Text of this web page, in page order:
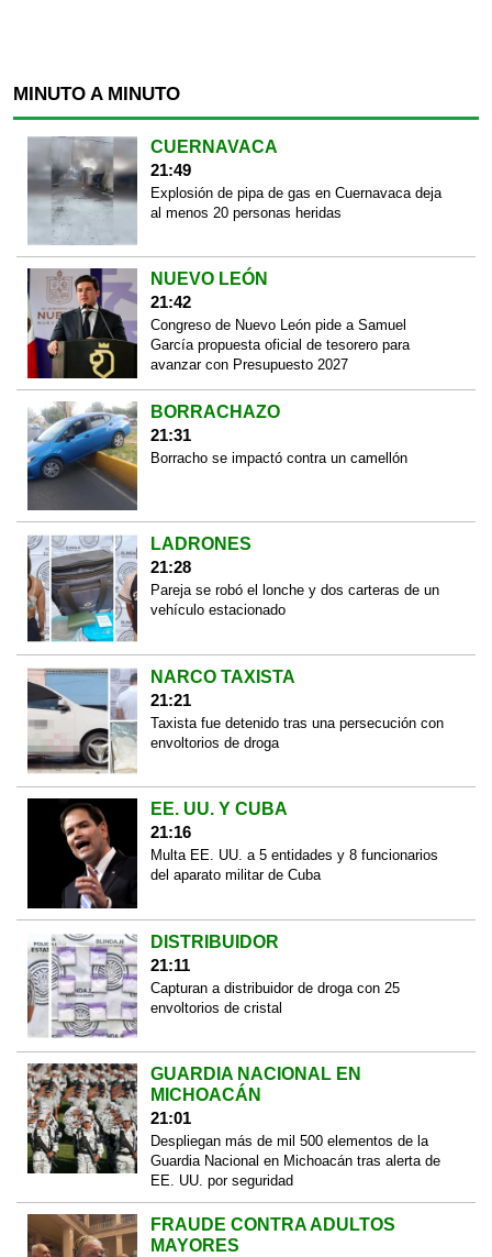
MINUTO A MINUTO
CUERNAVACA
21:49
Explosión de pipa de gas en Cuernavaca deja
al menos 20 personas heridas
NUEVO LEÓN
21:42
Congreso de Nuevo León pide a Samuel
García propuesta oficial de tesorero para
avanzar con Presupuesto 2027
BORRACHAZO
21:31
Borracho se impactó contra un camellón
LADRONES
21:28
Pareja se robó el lonche y dos carteras de un
vehículo estacionado
NARCO TAXISTA
21:21
Taxista fue detenido tras una persecución con
envoltorios de droga
EE. UU. Y CUBA
21:16
Multa EE. UU. a 5 entidades y 8 funcionarios
del aparato militar de Cuba
DISTRIBUIDOR
21:11
Capturan a distribuidor de droga con 25
envoltorios de cristal
GUARDIA NACIONAL EN
MICHOACÁN
21:01
Despliegan más de mil 500 elementos de la
Guardia Nacional en Michoacán tras alerta de
EE. UU. por seguridad
FRAUDE CONTRA ADULTOS
MAYORES